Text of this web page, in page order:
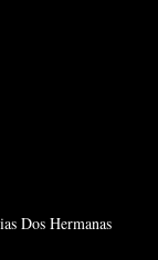
Dos Hermanas